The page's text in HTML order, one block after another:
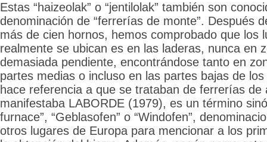
Estas “haizeolak” o “jentilolak” también son
denominación de “ferrerías de monte”. Después
más de cien hornos, hemos comprobado que los
realmente se ubican es en las laderas, nunca en
demasiada pendiente, encontrándose tanto en
partes medias o incluso en las partes bajas de los
hace referencia a que se trataban de ferrerías de
manifestaba LABORDE (1979), es un término
furnace”, “Geblasofen” o “Windofen”,
otros lugares de Europa para mencionar a los